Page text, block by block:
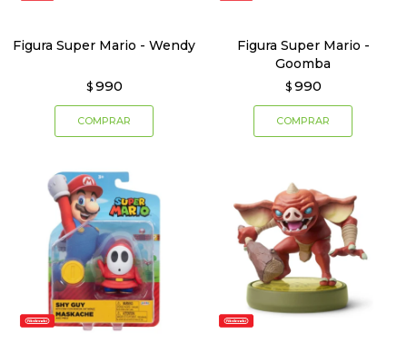
Figura Super Mario - Wendy
$ 990
Figura Super Mario -
Goomba
$ 990